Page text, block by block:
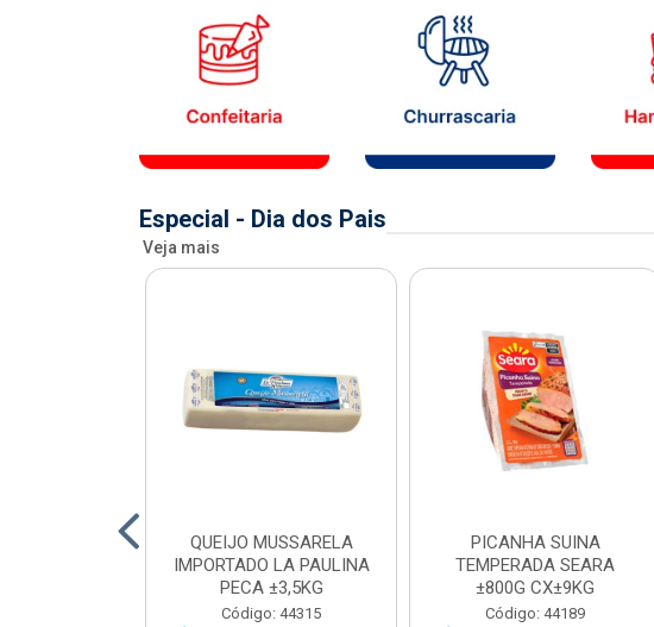
Especial - Dia dos Pais
Veja mais
QUEIJO MUSSARELA
IMPORTADO LA PAULINA
PECA ±3,5KG
Código: 44315
PICANHA SUINA
TEMPERADA SEARA
±800G CX±9KG
Código: 44189